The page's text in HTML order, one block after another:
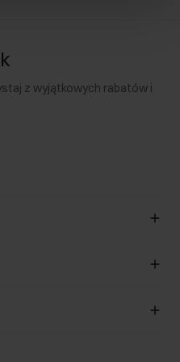
z wyjątkowych rabatów i